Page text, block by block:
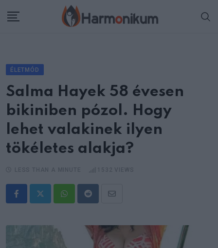
ÉLETMÓD
Salma Hayek 58 évesen
bikiniben pózol. Hogy
lehet valakinek ilyen
tökéletes alakja?
WhatsappRedditShare
Email